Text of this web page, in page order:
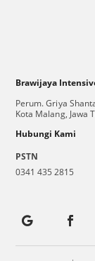
Brawijaya
Perum. Griya
Kota Malang, Jawa
Hubungi Kami
PSTN
0341 435 2815